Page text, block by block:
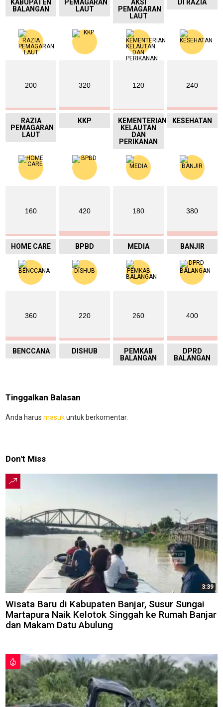
KABUPATEN
BALANGAN
PEMAGARAN
LAUT
AKSI
PEMAGARAN
LAUT
DI RAZIA
200
RAZIA
PEMAGARAN
LAUT
320
KKP
120
KEMENTERIAN
KELAUTAN
DAN
PERIKANAN
240
KESEHATAN
160
HOME CARE
420
BPBD
180
MEDIA
380
BANJIR
360
BENCCANA
220
DISHUB
260
PEMKAB
BALANGAN
400
DPRD
BALANGAN
Tinggalkan Balasan
Anda harus masukuntuk berkomentar.
Don't Miss
3:39
Wisata Baru di Kabupaten Banjar, Susur Sungai
Martapura Naik Kelotok Singgah ke Rumah Banjar
dan Makam Datu Abulung